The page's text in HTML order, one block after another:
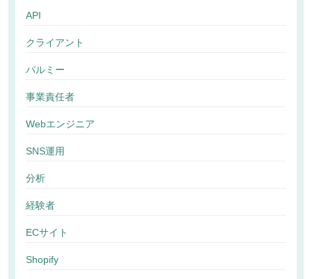
API
クライアント
パルミー
事業責任者
Webエンジニア
SNS運用
分析
経験者
ECサイト
Shopify